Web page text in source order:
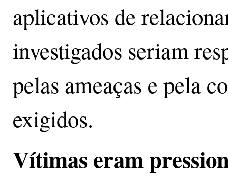
aplicativos de
investigados seriam
pelas ameaças e pela
exigidos.
Vítimas eram